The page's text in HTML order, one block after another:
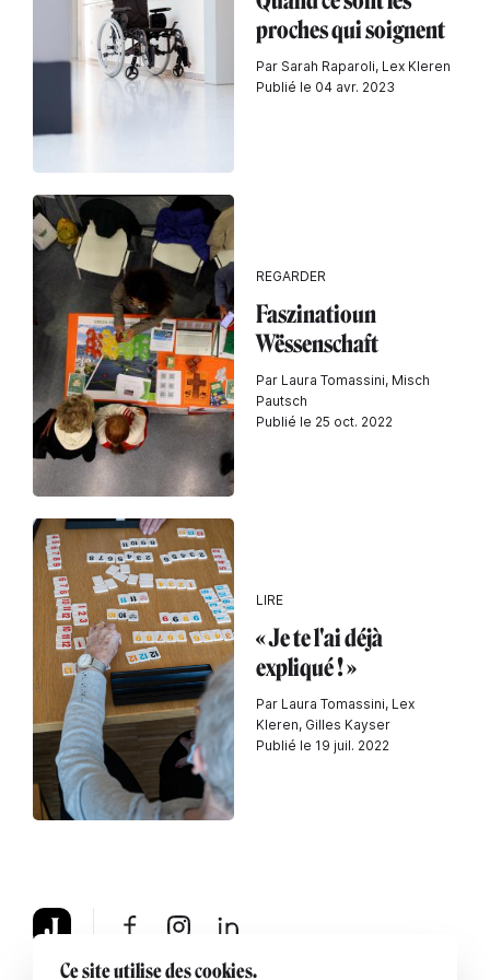
proches qui soignent
Par Sarah Raparoli, Lex Kleren
Publié le 04 avr. 2023
REGARDER
Faszinatioun
Wëssenschaft
Par Laura Tomassini, Misch
Pautsch
Publié le 25 oct. 2022
LIRE
« Je te l'ai déjà
expliqué ! »
Par Laura Tomassini, Lex
Kleren, Gilles Kayser
Publié le 19 juil. 2022
Ce site utilise des cookies.